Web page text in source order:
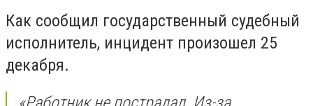
Как сообщил государственный судебный
исполнитель, инцидент произошел 25
декабря.